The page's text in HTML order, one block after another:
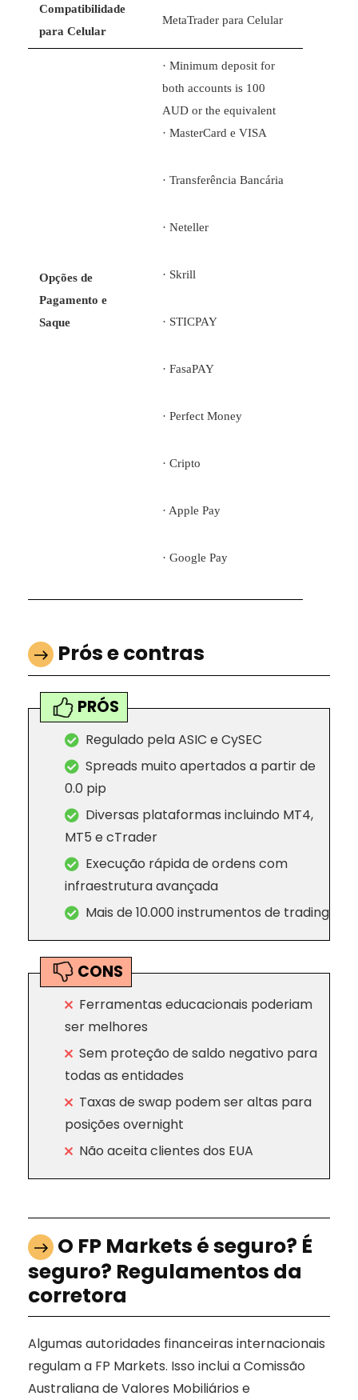
Compatibilidade
para Celular
MetaTrader para Celular
Opções de
Pagamento e
Saque
· Minimum deposit for
both accounts is 100
AUD or the equivalent
· MasterCard e VISA
· Transferência Bancária
· Neteller
· Skrill
· STICPAY
· FasaPAY
· Perfect Money
· Cripto
· Apple Pay
· Google Pay
Prós e contras
PRÓS
Regulado pela ASIC e CySEC
Spreads muito apertados a partir de
0.0 pip
Diversas plataformas incluindo MT4,
MT5 e cTrader
Execução rápida de ordens com
infraestrutura avançada
Mais de 10.000 instrumentos de trading
CONS
Ferramentas educacionais poderiam
ser melhores
Sem proteção de saldo negativo para
todas as entidades
Taxas de swap podem ser altas para
posições overnight
Não aceita clientes dos EUA
O FP Markets é seguro? É
seguro? Regulamentos da
corretora
Algumas autoridades financeiras internacionais
regulam a FP Markets. Isso inclui a Comissão
Australiana de Valores Mobiliários e